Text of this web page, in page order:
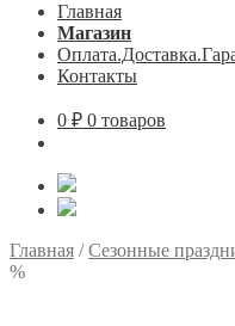
Главная
Магазин
Контакты
0 ₽ 0 товаров
Главная /Сезонные
%